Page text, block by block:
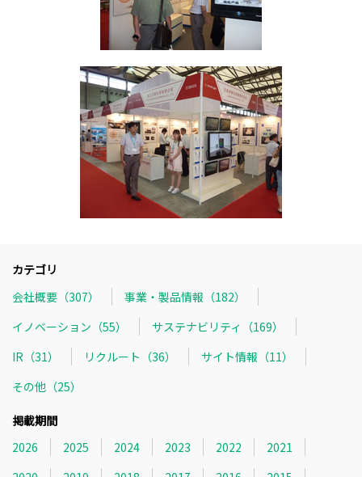
カテゴリ
会社概要（307）
事業・製品情報（182）
イノベーション（55）
サステナビリティ（169）
IR（31）
リクルート（36）
サイト情報（11）
その他（25）
掲載期間
2026
2025 2024 2023 2022
2021